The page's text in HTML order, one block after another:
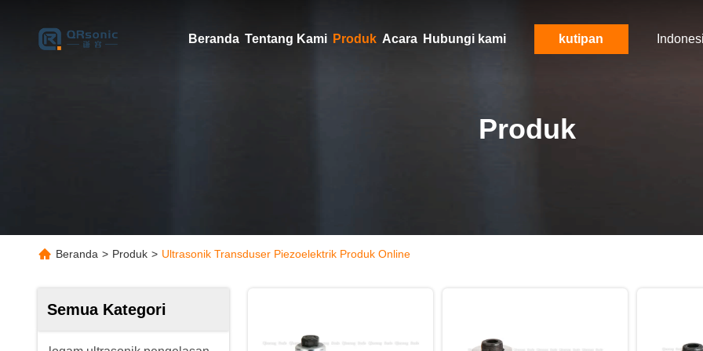
Beranda Tentang Kami Produk Acara Hubungi kami kutipan
Produk
Beranda > Produk > Ultrasonik Transduser Piezoelektrik Produk Online
Semua Kategori